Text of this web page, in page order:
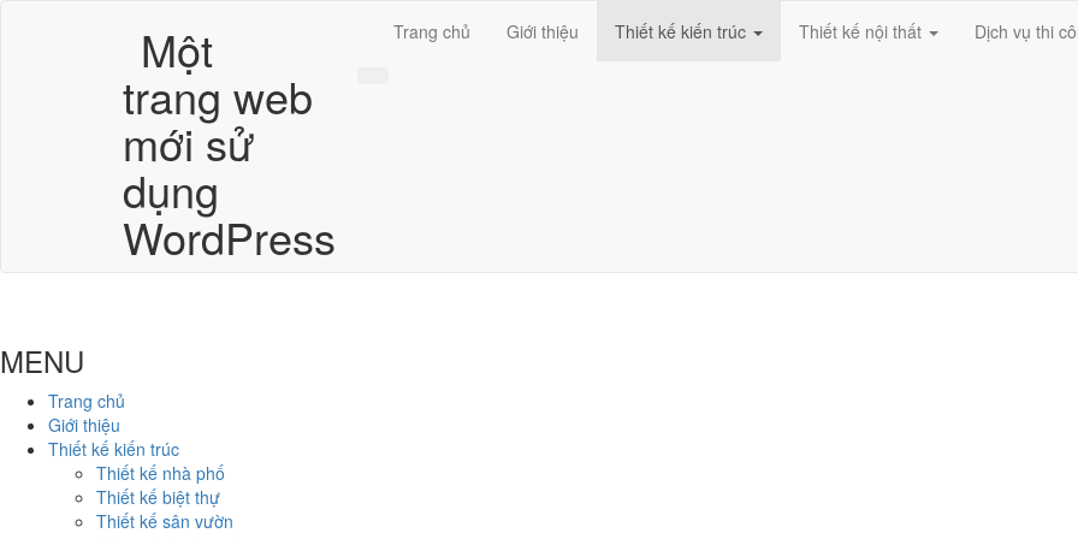
Một
trang web
mới sử
dụng
WordPress
Trang chủ Giới thiệu Thiết kế kiến trúc Thiết kế nội thất Dịch vụ thi
MENU
Trang chủ
Giới thiệu
Thiết kế kiến trúc
Thiết kế nhà phố
Thiết kế biệt thự
Thiết kế sân vườn